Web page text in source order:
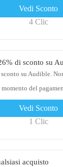
Vedi Sconto
4 Clic
di sconto su
su Audible.
del
Vedi Sconto
1 Clic
acquisto